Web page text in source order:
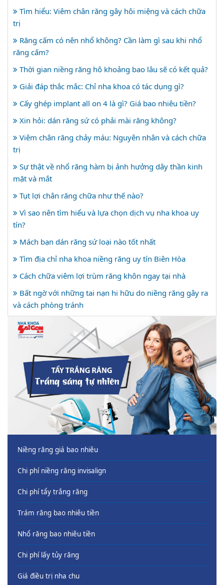
Tìm hiểu: Viêm chân răng gây hôi miệng và cách chữa
trị
Răng cấm có nên nhổ không? Cần làm gì sau khi nhổ
răng cấm?
Thời gian niềng răng hô khoảng bao lâu sẽ có kết quả?
Giải đáp thắc mắc: Chỉ nha khoa có tác dụng gì?
Cấy ghép implant all on 4 là gì? Giá bao nhiêu tiền?
Xin hỏi: dán răng sứ có phải mài răng không?
Viêm chân răng chảy máu: Nguyên nhân và cách chữa
trị
Sự thật về nhổ răng hàm bị ảnh hưởng dây thần kinh
mặt và mắt
Tụt lợi chân răng chữa như thế nào?
Vì sao nên tìm hiểu và lựa chọn dịch vụ nha khoa uy
tín?
Mách bạn dán răng sứ loại nào tốt nhất
Tìm địa chỉ nha khoa niềng răng uy tín Biên Hòa
Cách chữa viêm lợi trùm răng khôn ngay tại nhà
Bất ngờ với những tai nạn hi hữu do niềng răng gây ra
và cách phòng tránh
Niềng răng giá bao nhiêu
Chi phí niềng răng invisalign
Chi phí tẩy trắng răng
Trám răng bao nhiêu tiền
Nhổ răng bao nhiêu tiền
Chi phí lấy tủy răng
Giá điều trị nha chu